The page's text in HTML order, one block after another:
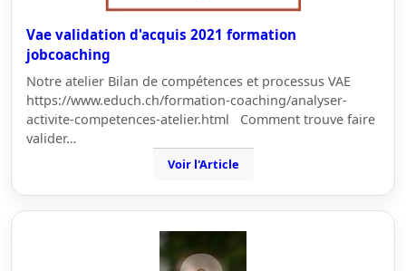
Vae validation d'acquis 2021 formation
jobcoaching
Notre atelier Bilan de compétences et processus VAE
https://www.educh.ch/formation-coaching/analyser-
activite-competences-atelier.html Comment trouve faire
valider…
Voir l'Article